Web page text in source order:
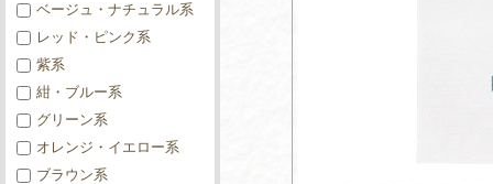
ベージュ・ナチュラル系
レッド・ピンク系
紫系
紺・ブルー系
グリーン系
オレンジ・イエロー系
ブラウン系